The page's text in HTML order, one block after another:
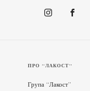
ПРО “ЛАКОСТ”
Група “Лакост”